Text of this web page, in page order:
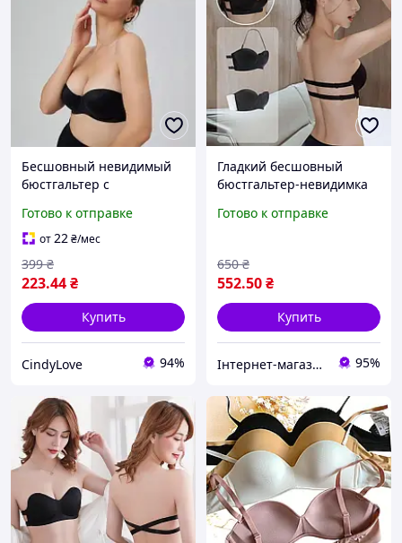
Бесшовный невидимый
бюстгальтер с
спинкой женский бюст с
пуш ап эффектом без
бретель Черный C
Готово к отправке
от22₴/мес
223.44₴
399 ₴
Купить
CindyLove 94%
Гладкий бесшовный
бюстгальтер-невидимка
АП черный 70АВ 75АВ
Готово к отправке
552.50₴
650 ₴
Купить
Інтернет-магазин товарів для дому "The Rechi" 95%